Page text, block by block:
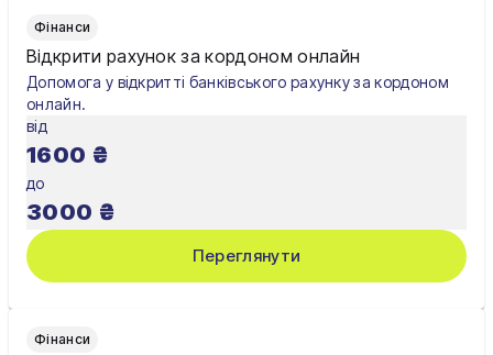
Фінанси
Відкрити рахунок за кордоном онлайн
Допомога у відкритті банківського рахунку за кордоном
онлайн.
від
1600 ₴
до
3000 ₴
Переглянути
Фінанси